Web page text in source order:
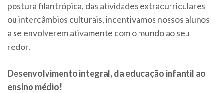
postura filantrópica, das atividades extracurriculares
ou intercâmbios culturais, incentivamos nossos alunos
a se envolverem ativamente com o mundo ao seu
redor.
Desenvolvimento integral, da educação infantil ao
ensino médio!